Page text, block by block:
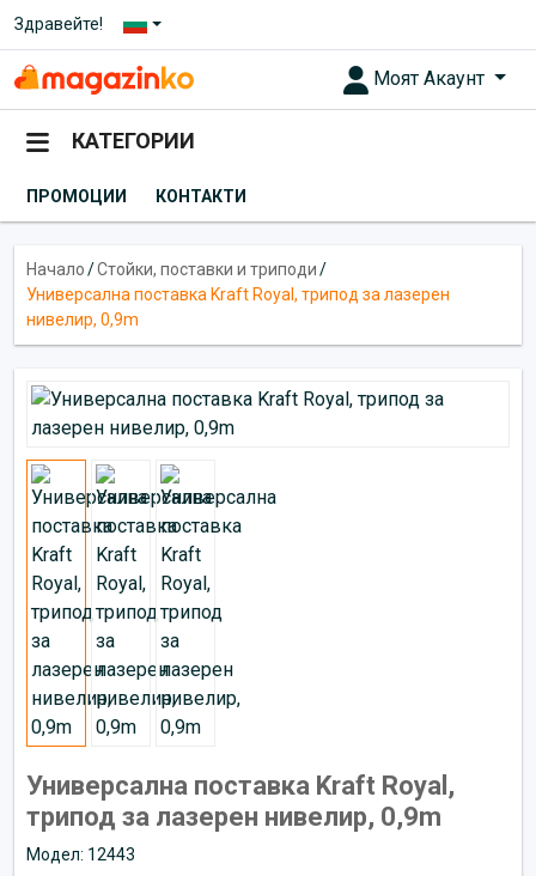
Здравейте!
Моят Акаунт
КАТЕГОРИИ
ПРОМОЦИИ КОНТАКТИ
Начало/Стойки, поставки и триподи/
Универсална поставка Kraft Royal, трипод за лазерен
нивелир, 0,9m
Универсална поставка Kraft Royal,
трипод за лазерен нивелир, 0,9m
Модел: 12443